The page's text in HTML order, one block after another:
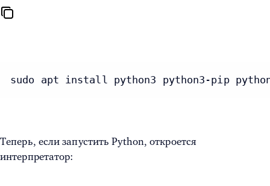
sudo apt install python3 python3-pip
Теперь, если запустить Python, откроется
интерпретатор: